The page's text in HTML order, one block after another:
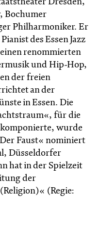
Dresden,
Bochumer
Philharmoniker. Er
des Essen Jazz
renommierten
und Hip-Hop,
der freien
an der
in Essen. Die
für die
wurde
Faust« nominiert
Düsseldorfer
hat in der Spielzeit
der
(Regie: